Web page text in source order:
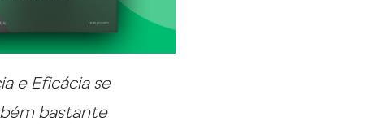
e Eficácia se
bastante